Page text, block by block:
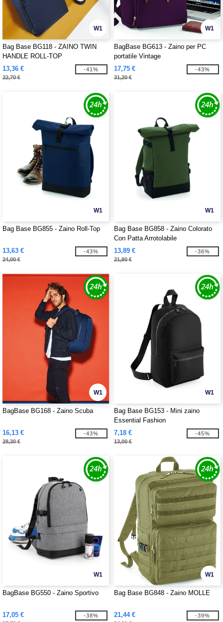
W1
Bag Base BG118 - ZAINO TWIN
HANDLE ROLL-TOP
13,36 €
22,70 €
-41%
W1
BagBase BG613 - Zaino per PC
portatile Vintage
17,75 €
31,20 €
-43%
W1
Bag Base BG855 - Zaino Roll-Top
13,63 €
24,00 €
-43%
W1
Bag Base BG858 - Zaino Colorato
Con Patta Arrotolabile
13,89 €
21,80 €
-36%
W1
BagBase BG168 - Zaino Scuba
16,13 €
28,30 €
-43%
W1
Bag Base BG153 - Mini zaino
Essential Fashion
7,18 €
13,00 €
-45%
W1
BagBase BG550 - Zaino Sportivo
17,05 € -38%
W1
Bag Base BG848 - Zaino MOLLE
21,44 € -39%